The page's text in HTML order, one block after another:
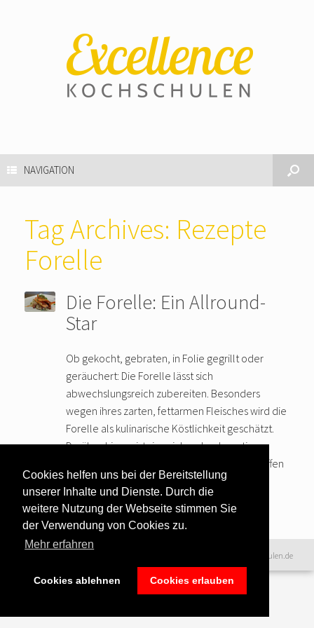
Cookies helfen uns bei der Bereitstellung
unserer Inhalte und Dienste. Durch die
weitere Nutzung der Webseite stimmen Sie
der Verwendung von Cookies zu.
Mehr erfahren
Cookies ablehnen Cookies erlauben
NAVIGATION
Tag Archives: Rezepte
Forelle
Die Forelle: Ein Allround-
Star
Ob gekocht, gebraten, in Folie gegrillt oder
geräuchert: Die Forelle lässt sich
abwechslungsreich zubereiten. Besonders
wegen ihres zarten, fettarmen Fleisches wird die
Forelle als kulinarische Köstlichkeit geschätzt.
Darüber hinaus ist sie reich an hochwertigem
Eiweiß, wertvollen Vitaminen und Mineralstoffen
sowie… weiter lesen
Haftungsausschluss|Impressum &
©2016 www.excellence-kochschulen.de